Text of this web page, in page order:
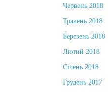
Червень 2018
Травень 2018
Березень 2018
Лютий 2018
Січень 2018
Грудень 2017